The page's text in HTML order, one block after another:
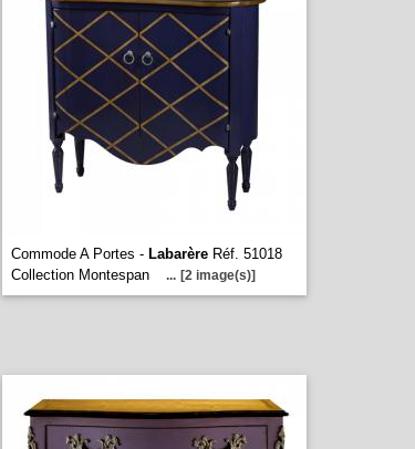
Commode A Portes - Labarère Réf. 51018
Collection Montespan
... [2 image(s)]